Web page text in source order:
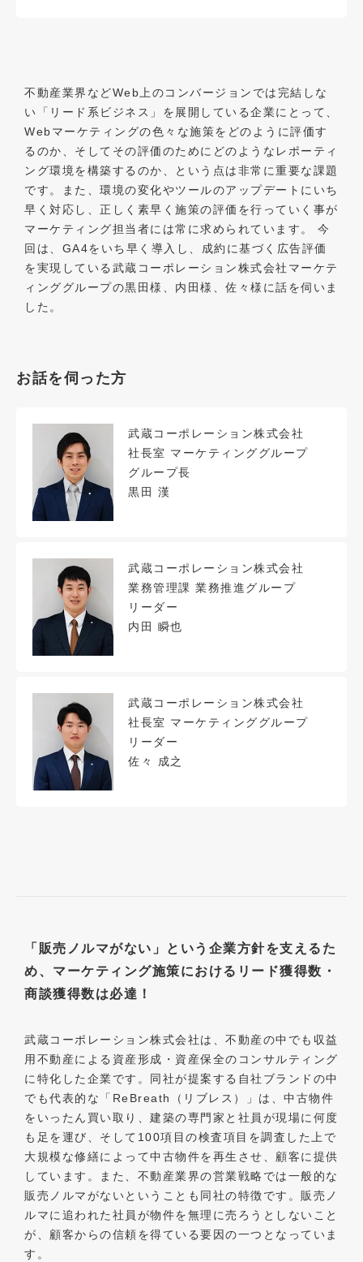
不動産業界などWeb上のコンバージョンでは完結しな
い「リード系ビジネス」を展開している企業にとって、
Webマーケティングの色々な施策をどのように評価す
るのか、そしてその評価のためにどのようなレポーティ
ング環境を構築するのか、という点は非常に重要な課題
です。また、環境の変化やツールのアップデートにいち
早く対応し、正しく素早く施策の評価を行っていく事が
マーケティング担当者には常に求められています。 今
回は、GA4をいち早く導入し、成約に基づく広告評価
を実現している武蔵コーポレーション株式会社マーケテ
ィンググループの黒田様、内田様、佐々様に話を伺いま
した。
お話を伺った方
武蔵コーポレーション株式会社
社長室 マーケティンググループ
グループ長
黒田 漢
武蔵コーポレーション株式会社
業務管理課 業務推進グループ
リーダー
内田 瞬也
武蔵コーポレーション株式会社
社長室 マーケティンググループ
リーダー
佐々 成之
「販売ノルマがない」という企業方針を支えるた
め、マーケティング施策におけるリード獲得数・
商談獲得数は必達！
武蔵コーポレーション株式会社は、不動産の中でも収益
用不動産による資産形成・資産保全のコンサルティング
に特化した企業です。同社が提案する自社ブランドの中
でも代表的な「ReBreath（リブレス）」は、中古物件
をいったん買い取り、建築の専門家と社員が現場に何度
も足を運び、そして100項目の検査項目を調査した上で
大規模な修繕によって中古物件を再生させ、顧客に提供
しています。また、不動産業界の営業戦略では一般的な
販売ノルマがないということも同社の特徴です。販売ノ
ルマに追われた社員が物件を無理に売ろうとしないこと
が、顧客からの信頼を得ている要因の一つとなっていま
す。